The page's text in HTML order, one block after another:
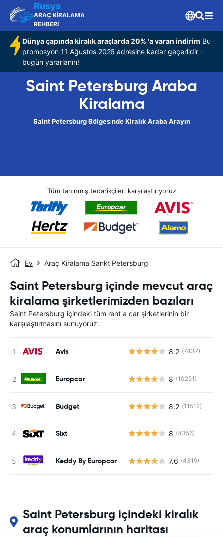
Rusya
ARAÇ KİRALAMA
REHBERİ
Dünya çapında kiralık araçlarda 20% 'a varan indirim Bu
promosyon 11 Ağustos 2026 adresine kadar geçerlidir -
bugün yararlanın!
Saint Petersburg Araba
Kiralama
Saint Petersburg Bölgesinde Kiralık Araba Arayın
Tüm tanınmış tedarikçileri karşılaştırıyoruz
Ev Araç Kiralama Sankt Petersburg
Saint Petersburg içinde mevcut araç
kiralama şirketlerimizden bazıları
Saint Petersburg içindeki tüm rent a car şirketlerinin bir
karşılaştırmasını sunuyoruz:
Avis 8.2 (7437)
Europcar 8 (10251)
Budget 8.2 (11512)
Sixt 8 (4356)
Keddy By Europcar 7.6 (4319)
Saint Petersburg içindeki kiralık
araç konumlarının haritası